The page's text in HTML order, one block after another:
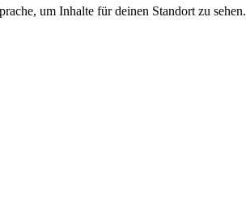
um Inhalte für deinen Standort zu sehen.